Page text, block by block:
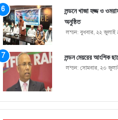
লন্ডনে খাজা হজ্জ ও
অনুষ্ঠিত
লন্ডন: বুধবার, ২২ জুলাই
লন্ডন মেয়রের আংশিক
লন্ডন: সোমবার, ২০